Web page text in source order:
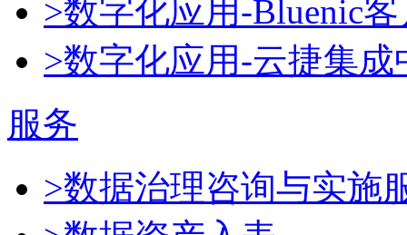
>数字化应用-Bluenic
>数字化应用-云捷集成
服务
>数据治理咨询与实施